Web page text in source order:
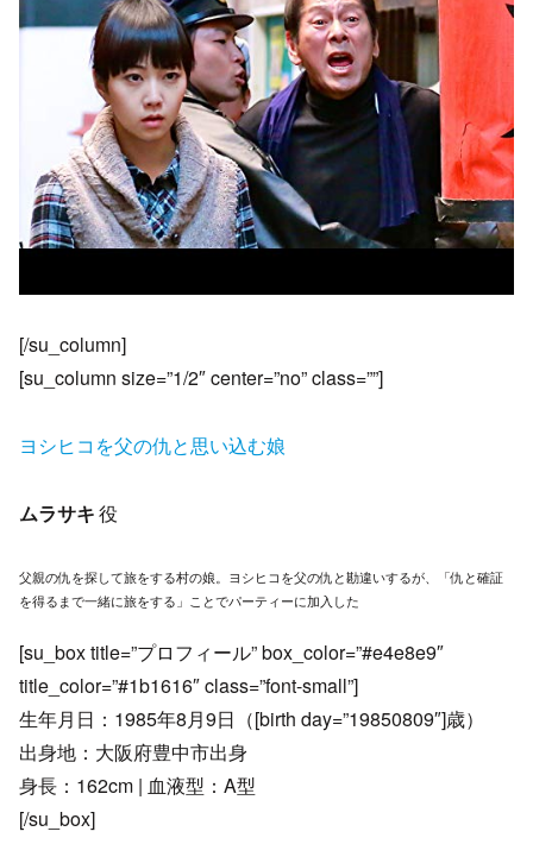
[/su_column]
[su_column size=”1/2″ center=”no” class=””]
ヨシヒコを父の仇と思い込む娘
ムラサキ役
父親の仇を探して旅をする村の娘。ヨシヒコを父の仇と勘違いするが、「仇と確証
を得るまで一緒に旅をする」ことでパーティーに加入した
[su_box title=”プロフィール” box_color=”#e4e8e9″
title_color=”#1b1616″ class=”font-small”]
生年月日：1985年8月9日（[birth day=”19850809″]歳）
出身地：大阪府豊中市出身
身長：162cm | 血液型：A型
[/su_box]